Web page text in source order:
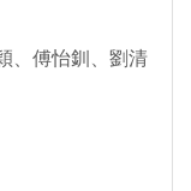
、傅怡釧、劉清